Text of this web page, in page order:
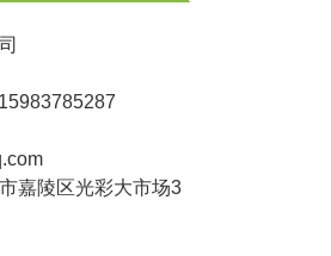
嘉陵区光彩大市场3